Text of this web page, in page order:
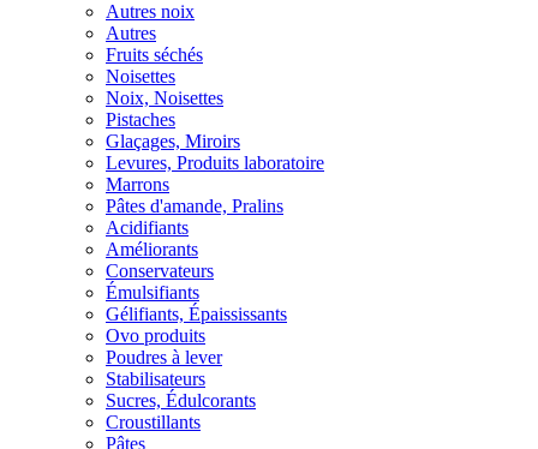
Autres noix
Autres
Fruits séchés
Noisettes
Noix, Noisettes
Pistaches
Glaçages, Miroirs
Levures, Produits laboratoire
Marrons
Pâtes d'amande, Pralins
Acidifiants
Améliorants
Conservateurs
Émulsifiants
Gélifiants, Épaississants
Ovo produits
Poudres à lever
Stabilisateurs
Sucres, Édulcorants
Croustillants
Pâtes